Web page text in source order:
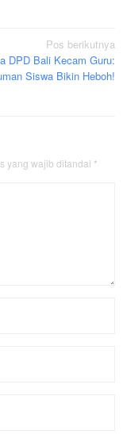
Pos berikutnya
DPD Bali Kecam Guru:
Siswa Bikin Heboh!
yang wajib ditandai *